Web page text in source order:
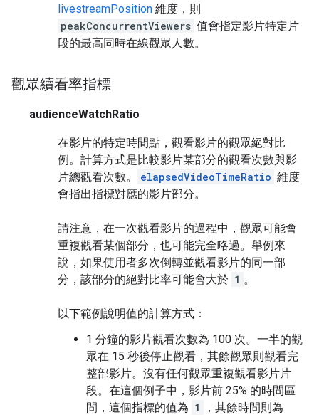
livestreamPosition 維度，則
peakConcurrentViewers 值會指定影片特定片
段的最高同時在線觀眾人數。
觀眾續看率指標
audienceWatchRatio
在影片的特定時間點，觀看影片的觀眾絕對比
例。計算方式是比較影片某部分的觀看次數與影
片總觀看次數。
elapsedVideoTimeRatio 維度
會指出指標對應的影片部分。
請注意，在一次觀看影片的過程中，觀眾可能會
重複觀看某個部分，也可能完全略過。舉例來
說，如果使用者多次倒轉並觀看影片的同一部
分，該部分的絕對比率可能會大於 1 。
以下範例說明值的計算方式：
1 分鐘的影片觀看次數為 100 次。一半的觀
眾在 15 秒後停止觀看，其餘觀眾則觀看完
整部影片。沒有任何觀眾重複觀看影片片
段。在這個例子中，影片前 25% 的時間區
間，這個指標的值為 1
，其餘時間則為